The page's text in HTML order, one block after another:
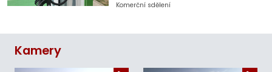
Komerční sdělení
Kamery